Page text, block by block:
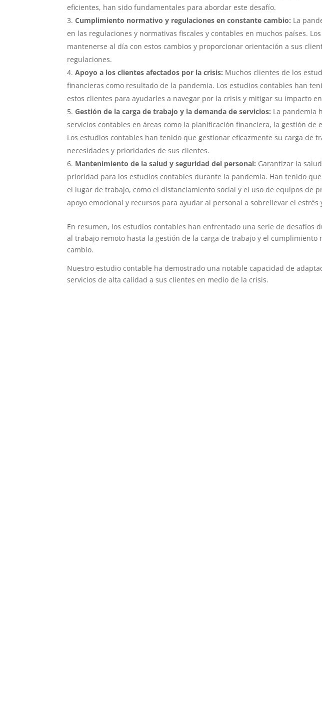
eficientes, han sido fundamentales para abordar este desafío.
Cumplimiento normativo y regulaciones en constante cambio: La
en las regulaciones y normativas fiscales y contables en muchos países.
mantenerse al día con estos cambios y proporcionar orientación a sus
regulaciones.
Apoyo a los clientes afectados por la crisis: Muchos clientes de los
financieras como resultado de la pandemia. Los estudios contables han
estos clientes para ayudarles a navegar por la crisis y mitigar su impacto
Gestión de la carga de trabajo y la demanda de servicios: La pandemia
servicios contables en áreas como la planificación financiera, la gestión
Los estudios contables han tenido que gestionar eficazmente su carga de
necesidades y prioridades de sus clientes.
Mantenimiento de la salud y seguridad del personal: Garantizar la
prioridad para los estudios contables durante la pandemia. Han tenido
el lugar de trabajo, como el distanciamiento social y el uso de equipos de
apoyo emocional y recursos para ayudar al personal a sobrellevar el estrés
En resumen, los estudios contables han enfrentado una serie de desafíos
al trabajo remoto hasta la gestión de la carga de trabajo y el
cambio.
Nuestro estudio contable ha demostrado una notable capacidad de
servicios de alta calidad a sus clientes en medio de la crisis.